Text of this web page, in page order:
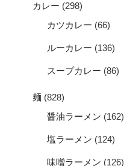
カレー (298)
カツカレー (66)
ルーカレー (136)
スープカレー (86)
麺 (828)
醤油ラーメン (162)
塩ラーメン (124)
味噌ラーメン (126)